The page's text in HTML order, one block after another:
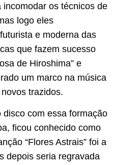
os técnicos de
logo eles
e moderna das
que fazem sucesso
de Hiroshima” e
um marco na música
trazidos.
com essa formação
ficou conhecido como
“Flores Astrais” foi a
depois seria regravada